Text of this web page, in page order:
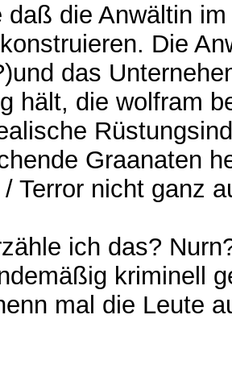
daß die Anwältin
Die
das
hält, die wolfram
Graanaten
Terror nicht ganz
ich das?
kriminell
mal die Leute